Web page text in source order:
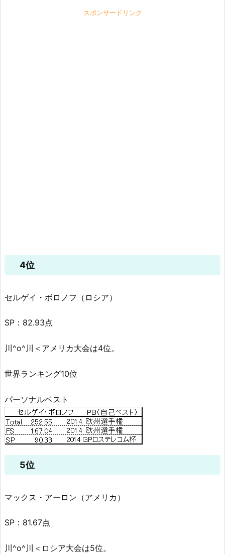
スポンサードリンク
4位
セルゲイ・ボロノフ（ロシア）
SP：82.93点
川^o^川＜アメリカ大会は4位。
世界ランキング10位
パーソナルベスト
5位
マックス・アーロン（アメリカ）
SP：81.67点
川^o^川＜ロシア大会は5位。